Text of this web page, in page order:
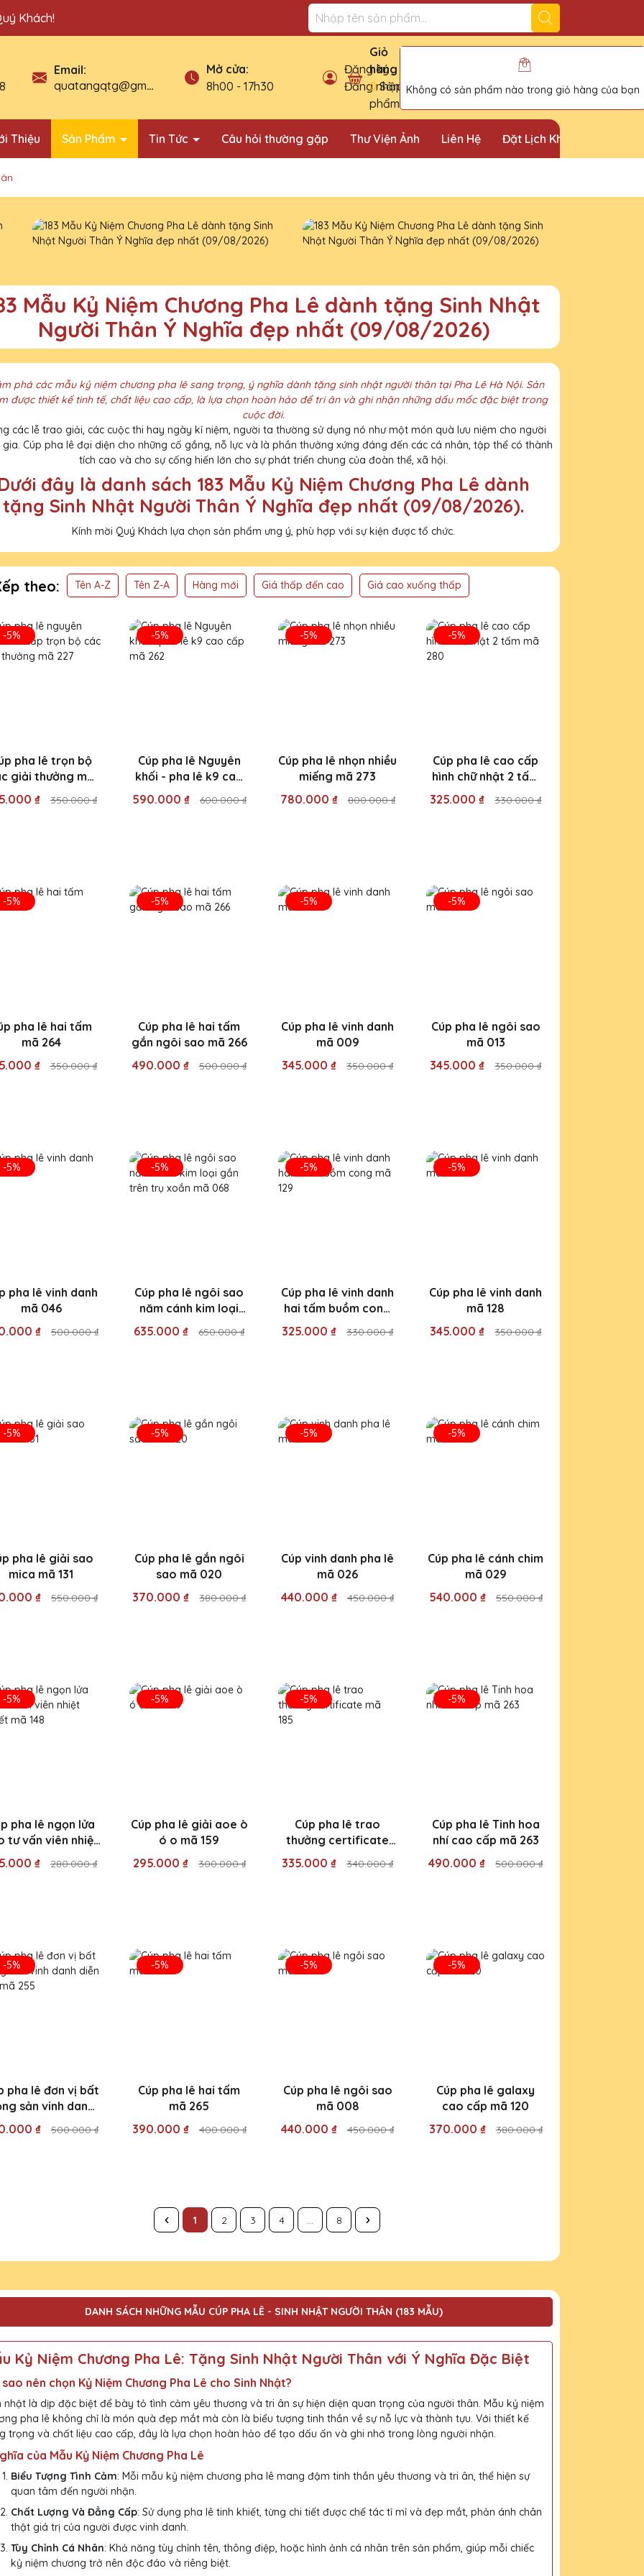
Khách! Địa chỉ bán cúp vinh danh uy tín tại Hà Nội!
Email:
quatangqtg@gmail.com
Mở cửa:
8h00 - 17h30
Đăng ký
Đăng nhập
Giỏ
hàng
0Sản
phẩm
Không có sản phẩm nào trong giỏ hàng của bạn
Thiệu Sản Phẩm Tin Tức Câu hỏi thường gặp Thư Viện Ảnh Liên Hệ Đặt Lịch Khảo Sát
Mẫu Kỷ Niệm Chương Pha Lê dành tặng Sinh Nhật
Người Thân Ý Nghĩa đẹp nhất (09/08/2026)
phá các mẫu kỷ niệm chương pha lê sang trọng, ý nghĩa dành tặng sinh nhật người thân tại Pha Lê Hà Nội. Sản
được thiết kế tinh tế, chất liệu cao cấp, là lựa chọn hoàn hảo để tri ân và ghi nhận những dấu mốc đặc biệt trong
cuộc đời.
các lễ trao giải, các cuộc thi hay ngày kỉ niệm, người ta thường sử dụng nó như một món quà lưu niệm cho người
Cúp pha lê đại diện cho những cố gắng, nỗ lực và là phần thưởng xứng đáng đến các cá nhân, tập thể có thành
tích cao và cho sự cống hiến lớn cho sự phát triển chung của đoàn thể, xã hội.
đây là danh sách 183 Mẫu Kỷ Niệm Chương Pha Lê dành
tặng Sinh Nhật Người Thân Ý Nghĩa đẹp nhất (09/08/2026).
Kính mời Quý Khách lựa chọn sản phẩm ưng ý, phù hợp với sự kiện được tổ chức.
theo: Tên A-Z Tên Z-A Hàng mới Giá thấp đến cao Giá cao xuống thấp
-5%
pha lê trọn bộ
giải thưởng mã
227
₫ 350.000 ₫
-5%
Cúp pha lê Nguyên
khối - pha lê k9 cao
cấp mã 262
590.000 ₫ 600.000 ₫
-5%
Cúp pha lê nhọn nhiều
miếng mã 273
780.000 ₫
800.000 ₫
-5%
Cúp pha lê cao cấp
hình chữ nhật 2 tấm
mã 280
325.000 ₫ 330.000 ₫
-5%
pha lê hai tấm
mã 264
₫
350.000 ₫
-5%
Cúp pha lê hai tấm
gắn ngôi sao mã 266
490.000 ₫
500.000 ₫
-5%
Cúp pha lê vinh danh
mã 009
345.000 ₫
350.000 ₫
-5%
Cúp pha lê ngôi sao
mã 013
345.000 ₫
350.000 ₫
-5%
pha lê vinh danh
mã 046
₫
500.000 ₫
-5%
Cúp pha lê ngôi sao
năm cánh kim loại
gắn trên trụ xoắn mã
068
635.000 ₫ 650.000 ₫
-5%
Cúp pha lê vinh danh
hai tấm buồm cong
mã 129
325.000 ₫ 330.000 ₫
-5%
Cúp pha lê vinh danh
mã 128
345.000 ₫
350.000 ₫
-5%
pha lê giải sao
mica mã 131
₫
550.000 ₫
-5%
Cúp pha lê gắn ngôi
sao mã 020
370.000 ₫
380.000 ₫
-5%
Cúp vinh danh pha lê
mã 026
440.000 ₫
450.000 ₫
-5%
Cúp pha lê cánh chim
mã 029
540.000 ₫
550.000 ₫
-5%
pha lê ngọn lửa
tư vấn viên nhiệt
huyết mã 148
₫ 280.000 ₫
-5%
Cúp pha lê giải aoe ò
ó o mã 159
295.000 ₫
300.000 ₫
-5%
Cúp pha lê trao
thưởng certificate
mã 185
335.000 ₫ 340.000 ₫
-5%
Cúp pha lê Tinh hoa
nhí cao cấp mã 263
490.000 ₫
500.000 ₫
-5%
pha lê đơn vị bất
sản vinh danh
giả mã 255
₫ 500.000 ₫
-5%
Cúp pha lê hai tấm
mã 265
390.000 ₫
400.000 ₫
-5%
Cúp pha lê ngôi sao
mã 008
440.000 ₫
450.000 ₫
-5%
Cúp pha lê galaxy
cao cấp mã 120
370.000 ₫
380.000 ₫
1 2 3 4 ... 8
DANH SÁCH NHỮNG MẪU CÚP PHA LÊ - SINH NHẬT NGƯỜI THÂN (183 MẪU)
Kỷ Niệm Chương Pha Lê: Tặng Sinh Nhật Người Thân với Ý Nghĩa Đặc Biệt
nên chọn Kỷ Niệm Chương Pha Lê cho Sinh Nhật?
nhật là dịp đặc biệt để bày tỏ tình cảm yêu thương và tri ân sự hiện diện quan trọng của người thân. Mẫu kỷ niệm
pha lê không chỉ là món quà đẹp mắt mà còn là biểu tượng tinh thần về sự nỗ lực và thành tựu. Với thiết kế
trọng và chất liệu cao cấp, đây là lựa chọn hoàn hảo để tạo dấu ấn và ghi nhớ trong lòng người nhận.
của Mẫu Kỷ Niệm Chương Pha Lê
Biểu Tượng Tình Cảm: Mỗi mẫu kỷ niệm chương pha lê mang đậm tinh thần yêu thương và tri ân, thể hiện sự
quan tâm đến người nhận.
Chất Lượng Và Đẳng Cấp: Sử dụng pha lê tinh khiết, từng chi tiết được chế tác tỉ mỉ và đẹp mắt, phản ánh chân
thật giá trị của người được vinh danh.
Tùy Chỉnh Cá Nhân: Khả năng tùy chỉnh tên, thông điệp, hoặc hình ảnh cá nhân trên sản phẩm, giúp mỗi chiếc
kỷ niệm chương trở nên độc đáo và riêng biệt.